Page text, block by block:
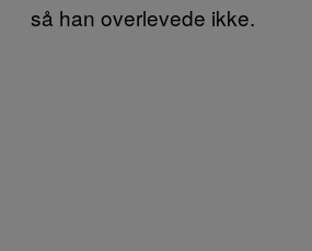
så han overlevede ikke.